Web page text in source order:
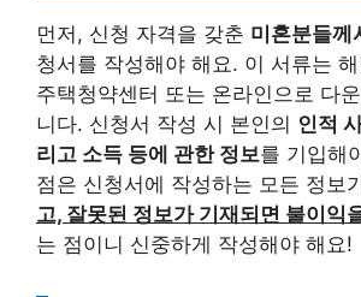
먼저, 신청 자격을 갖춘 미혼분들께
청서를 작성해야 해요. 이 서류는
주택청약센터 또는 온라인으로 다
니다. 신청서 작성 시 본인의 인적
리고 소득 등에 관한 정보를 기입해
점은 신청서에 작성하는 모든 정보
고, 잘못된 정보가 기재되면 불이익
는 점이니 신중하게 작성해야 해요!